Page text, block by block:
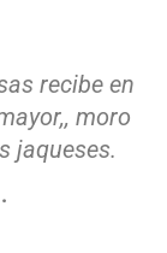
recibe en
moro
jaqueses.
.